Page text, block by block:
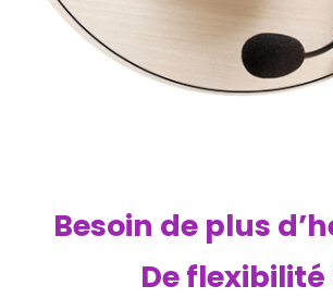
Besoin de plus
De flexibilité